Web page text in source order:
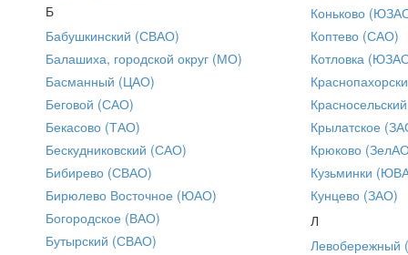
Б
Бабушкинский (СВАО)
Балашиха, городской округ (МО)
Басманный (ЦАО)
Беговой (САО)
Бекасово (ТАО)
Бескудниковский (САО)
Бибирево (СВАО)
Бирюлево Восточное (ЮАО)
Богородское (ВАО)
Бутырский (СВАО)
Коньково
Коптево (САО)
Котловка
Крылатское
Крюково
Кузьминки
Кунцево (ЗАО)
Л